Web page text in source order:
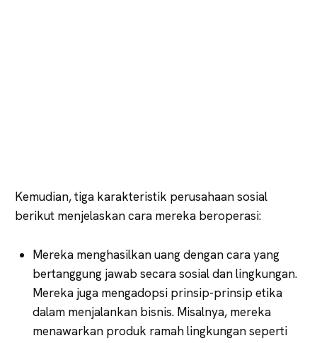
Kemudian, tiga karakteristik perusahaan sosial
berikut menjelaskan cara mereka beroperasi:
Mereka menghasilkan uang dengan cara yang
bertanggung jawab secara sosial dan lingkungan.
Mereka juga mengadopsi prinsip-prinsip etika
dalam menjalankan bisnis. Misalnya, mereka
menawarkan produk ramah lingkungan seperti